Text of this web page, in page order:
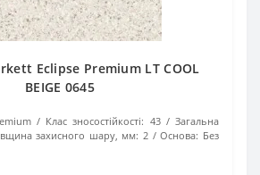
Eclipse Premium LT COOL
BEIGE 0645
Клас зносостійкості: 43
Загальна
захисного шару, мм: 2 Основа: Без